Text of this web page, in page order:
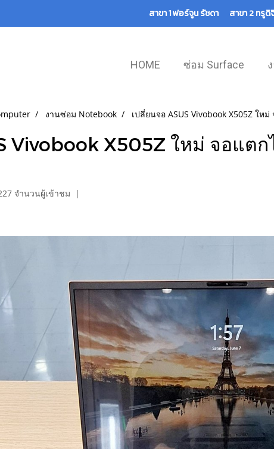
สาขา 1 ฟอร์จูน รัชดา สาขา 2 ทรูดิ
HOME ซ่อม Surface
งานซ่อม Notebook เปลี่ยนจอ ASUS Vivobook X505Z ใ
Vivobook X505Z ใหม่ จอแต
จำนวนผู้เข้าชม |